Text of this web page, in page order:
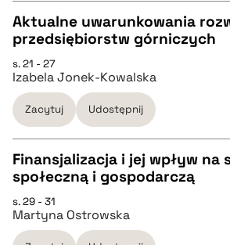
BIBTEX
pobierz cytat
CZYSTY TEKST
pobierz cytat
BIBTEX
pobierz cytat
Aktualne uwarunkowania
przedsiębiorstw górniczych
s. 21 - 27
Izabela Jonek-Kowalska
Zacytuj Udostępnij
CZYSTY TEKST
pobierz cytat
Finansjalizacja i jej wpływ na
społeczną i gospodarczą
s. 29 - 31
Martyna Ostrowska